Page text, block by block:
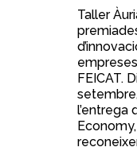
Taller
FEICAT.
l’entrega